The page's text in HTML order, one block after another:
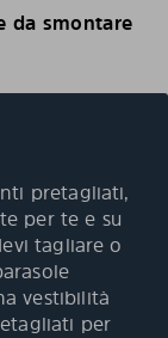
da smontare
pretagliati,
per te e su
tagliare o
vestibilità
per